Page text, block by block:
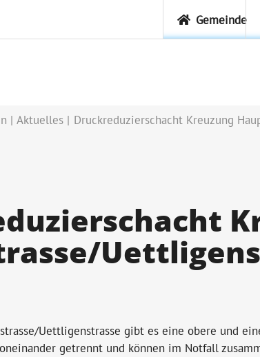
Gemeinde
Aktuelles Druckreduzierschacht Kreuzung
Uettligenstrasse gibt es eine obere und
getrennt und können im Notfall